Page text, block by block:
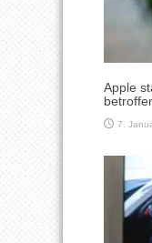
Apple
7.